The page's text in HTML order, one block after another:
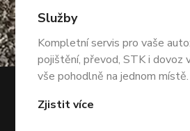
Služby
Kompletní servis pro vaše
pojištění, převod, STK i dovoz
vše pohodlně na jednom místě.
Zjistit více